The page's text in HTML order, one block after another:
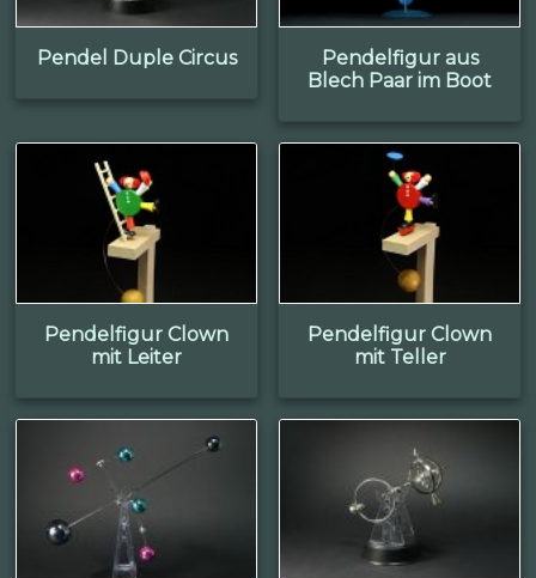
Pendel Duple Circus
Pendelfigur aus
Blech Paar im Boot
Pendelfigur Clown
mit Leiter
Pendelfigur Clown
mit Teller